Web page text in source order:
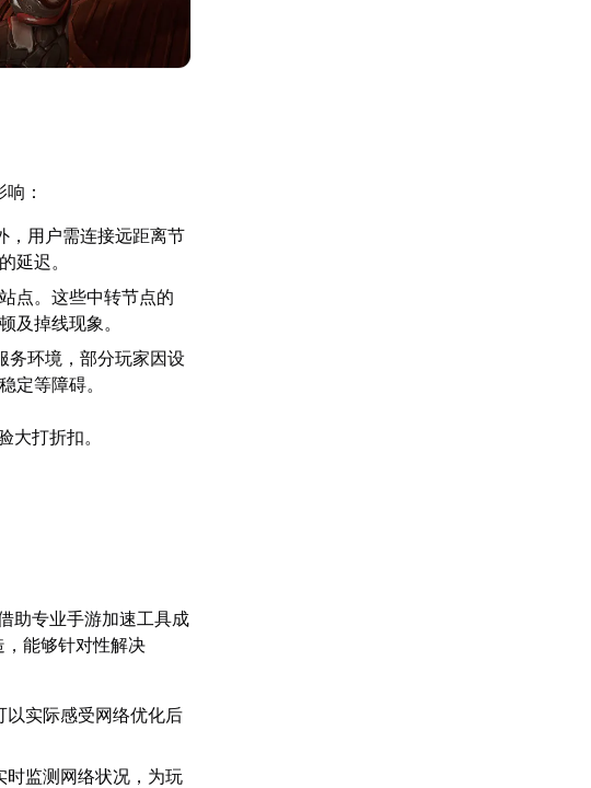
：
，用户需连接远距离节
延迟。
点。这些中转节点的
及掉线现象。
务环境，部分玩家因设
定等障碍。
大打折扣。
助专业手游加速工具成
能够针对性解决
以实际感受网络优化后
时监测网络状况，为玩